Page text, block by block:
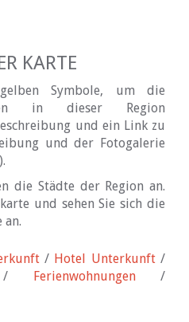
KARTE
Symbole, um die
in dieser Region
und ein Link zu
und der Fotogalerie
die Städte der Region an.
und sehen Sie sich die
/ Hotel Unterkunft/
Ferienwohnungen/